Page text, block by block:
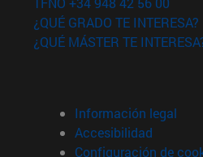
ventana)
nueva ventana)
nueva ventana)
¿QUÉ GRADO TE INTERESA?
¿QUÉ MÁSTER TE
Información legal
Accesibilidad
Configuración de